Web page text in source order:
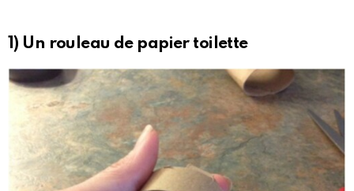
1) Un rouleau de papier toilette